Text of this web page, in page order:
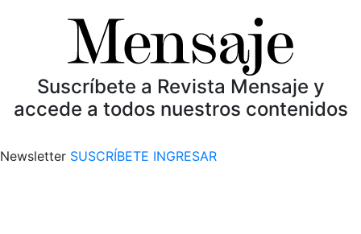
Suscríbete a Revista Mensaje y
accede a todos nuestros contenidos
Newsletter SUSCRÍBETE INGRESAR